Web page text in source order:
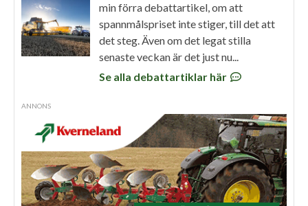
min förra debattartikel, om att
spannmålspriset inte stiger, till det att
det steg. Även om det legat stilla
senaste veckan är det just nu...
Se alla debattartiklar här
ANNONS